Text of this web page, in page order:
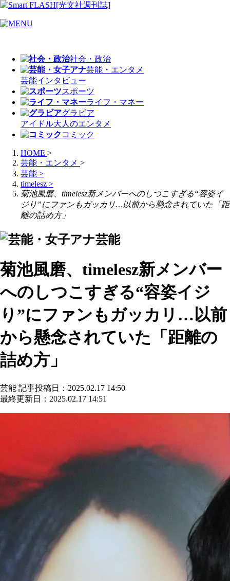
社会・政治
芸能・エンタメ
芸能インタビュー
スポーツ
ライフ・マネー
グラビア
アイドル大人のエンタメ
コミック
HOME >
芸能・エンタメ >
芸能 >
timelesz >
菊池風磨、timelesz新メンバーへのしつこすぎる“容姿イ
ジり”にファンもガッカリ…以前から懸念されていた「距
離の詰め方」
芸能
菊池風磨、timelesz新メンバー
へのしつこすぎる“容姿イジ
り”にファンもガッカリ…以前
から懸念されていた「距離の
詰め方」
芸能 記事投稿日：2025.02.17 14:50
最終更新日：2025.02.17 14:51